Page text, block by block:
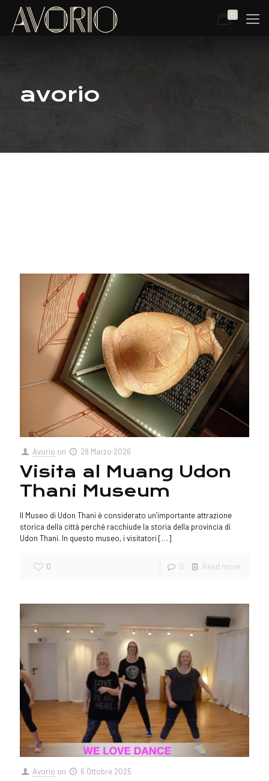
0
avorio
Avorio on 28 Marzo 2026
Visita al Muang Udon
Thani Museum
Il Museo di Udon Thani è considerato un’importante attrazione
storica della città perché racchiude la storia della provincia di
Udon Thani. In questo museo, i visitatori […]
0 0 Read more
Avorio on 6 Ottobre 2025